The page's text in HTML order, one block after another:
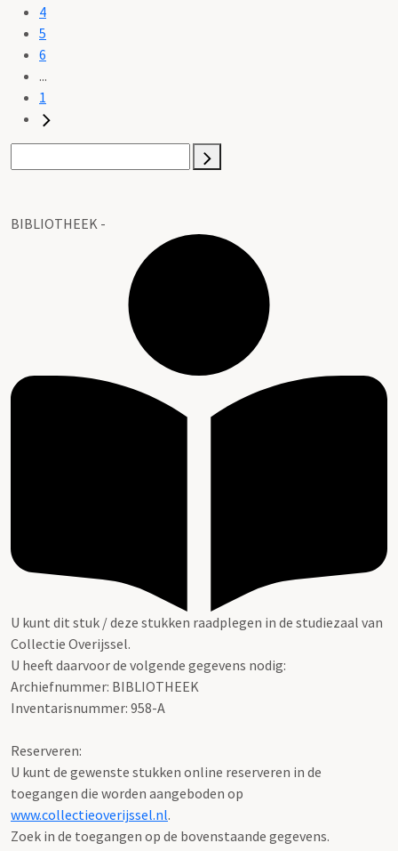
4
5
6
...
1
BIBLIOTHEEK -
U kunt dit stuk / deze stukken raadplegen in de studiezaal van
Collectie Overijssel.
U heeft daarvoor de volgende gegevens nodig:
Archiefnummer: BIBLIOTHEEK
Inventarisnummer: 958-A
Reserveren:
U kunt de gewenste stukken online reserveren in de
toegangen die worden aangeboden op
www.collectieoverijssel.nl.
Zoek in de toegangen op de bovenstaande gegevens.